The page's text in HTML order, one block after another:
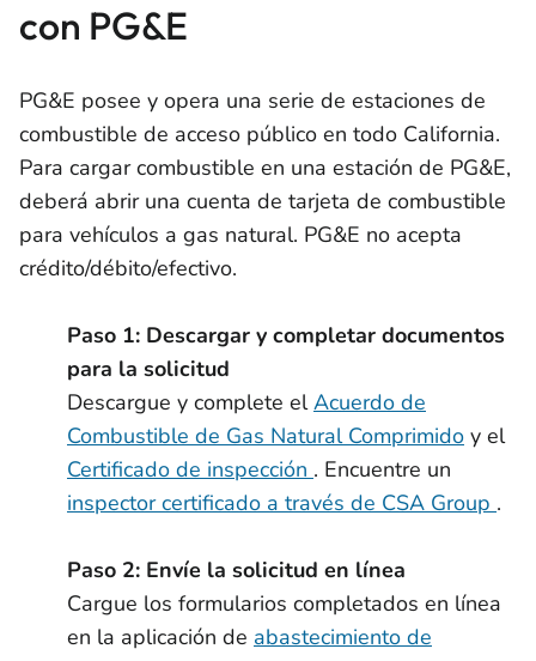
con PG&E
PG&E posee y opera una serie de estaciones de
combustible de acceso público en todo California.
Para cargar combustible en una estación de PG&E,
deberá abrir una cuenta de tarjeta de combustible
para vehículos a gas natural. PG&E no acepta
crédito/débito/efectivo.
Paso 1: Descargar y completar documentos
para la solicitud
Descargue y complete elAcuerdo de
Combustible de Gas Natural Comprimido y el
Certificado de inspección . Encuentre un
inspector certificado a través de CSA Group .
Paso 2: Envíe la solicitud en línea
Cargue los formularios completados en línea
en la aplicación de abastecimiento de